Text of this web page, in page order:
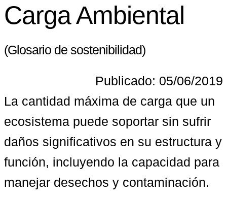
Carga Ambiental
(Glosario de sostenibilidad)
Publicado: 05/06/2019
La cantidad máxima de carga que un
ecosistema puede soportar sin sufrir
daños significativos en su estructura y
función, incluyendo la capacidad para
manejar desechos y contaminación.